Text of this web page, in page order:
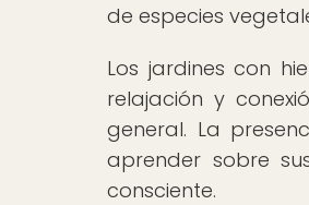
de especies
Los jardines con
relajación y
general. La
aprender sobre
consciente.